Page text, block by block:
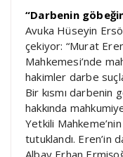
“Darbenin
Avuka Hüseyin
çekiyor: “Murat
Mahkemesi’nde
hakimler darbe
Bir kısmı darbenin
hakkında
Yetkili
tutuklandı. Eren’in
Albay Erhan